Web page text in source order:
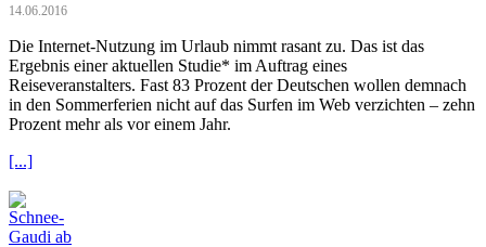
14.06.2016
Die Internet-Nutzung im Urlaub nimmt rasant zu. Das ist das
Ergebnis einer aktuellen Studie* im Auftrag eines
Reiseveranstalters. Fast 83 Prozent der Deutschen wollen demnach
in den Sommerferien nicht auf das Surfen im Web verzichten – zehn
Prozent mehr als vor einem Jahr.
[...]